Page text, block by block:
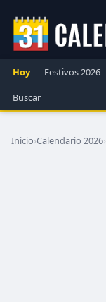
Hoy Festivos 2026
Buscar
Inicio›Calendario 2026›